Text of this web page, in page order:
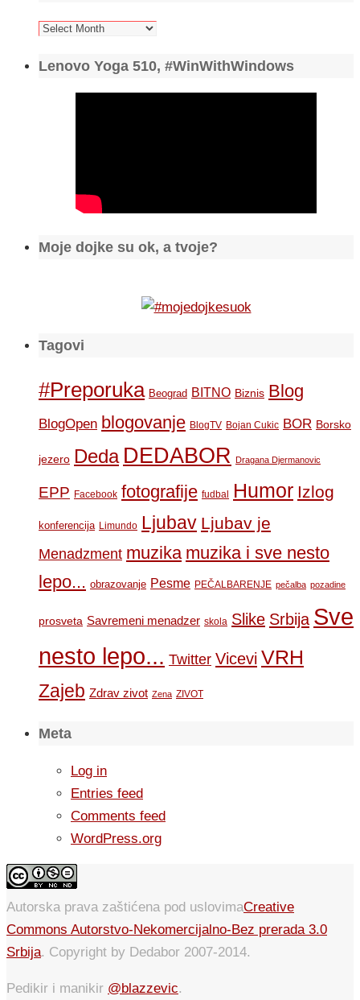
Arhiva
Lenovo Yoga 510, #WinWithWindows
Moje dojke su ok, a tvoje?
Tagovi
#Preporuka Beograd BITNO Biznis Blog
BlogOpen blogovanje BlogTV Bojan Cukic BOR Borsko
jezero Deda DEDABOR Dragana Djermanovic
EPP Facebook fotografije fudbal Humor Izlog
konferencija Limundo Ljubav Ljubav je
Menadzment muzika muzika i sve nesto
lepo... obrazovanje Pesme PEČALBARENJE pečalba pozadine
prosveta Savremeni menadzer skola Slike Srbija Sve
nesto lepo... Twitter Vicevi VRH
Zajeb Zdrav zivot Zena ZIVOT
Meta
Log in
Entries feed
Comments feed
WordPress.org
Autorska prava zaštićena pod uslovimaCreative
Commons Autorstvo-Nekomercijalno-Bez prerada 3.0
Srbija. Copyright by Dedabor 2007-2014.
Pedikir i manikir @blazzevic.